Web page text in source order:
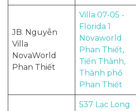
JB. Nguyễn
Villa
NovaWorld
Phan Thiết
Villa 07-05 -
Florida 1
Novaworld
Phan Thiết,
Tiến Thành,
Thành phố
Phan Thiết
537 Lạc Long